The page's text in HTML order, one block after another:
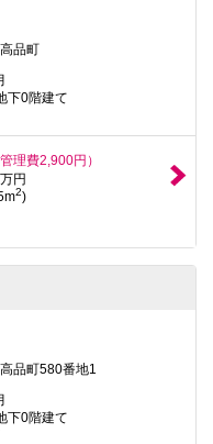
品町
下0階建て
管理費2,900円）
円
2)
品町580番地1
下0階建て